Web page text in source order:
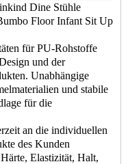
Dine Stühle
Floor Infant Sit Up
für PU-Rohstoffe
und der
Unabhängige
und stabile
für die
an die individuellen
des Kunden
Elastizität, Halt,